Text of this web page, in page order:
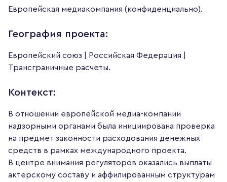
Европейская медиакомпания (конфиденциально).
География проекта:
Европейский союз | Российская Федерация |
Трансграничные расчеты.
Контекст:
В отношении европейской медиа-компании
надзорными органами была инициирована проверка
на предмет законности расходования денежных
средств в рамках международного проекта.
В центре внимания регуляторов оказались выплаты
актерскому составу и аффилированным структурам